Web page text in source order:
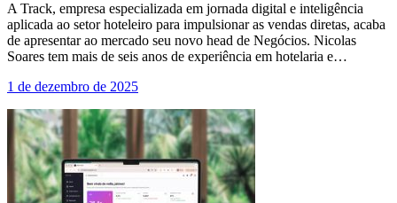
A Track, empresa especializada em jornada digital e inteligência
aplicada ao setor hoteleiro para impulsionar as vendas diretas, acaba
de apresentar ao mercado seu novo head de Negócios. Nicolas
Soares tem mais de seis anos de experiência em hotelaria e…
1 de dezembro de 2025